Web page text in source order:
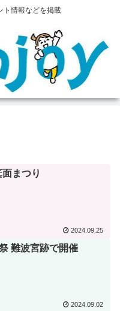
ト情報などを掲載
まつり
2024.09.25
難波宮跡で開催
2024.09.02